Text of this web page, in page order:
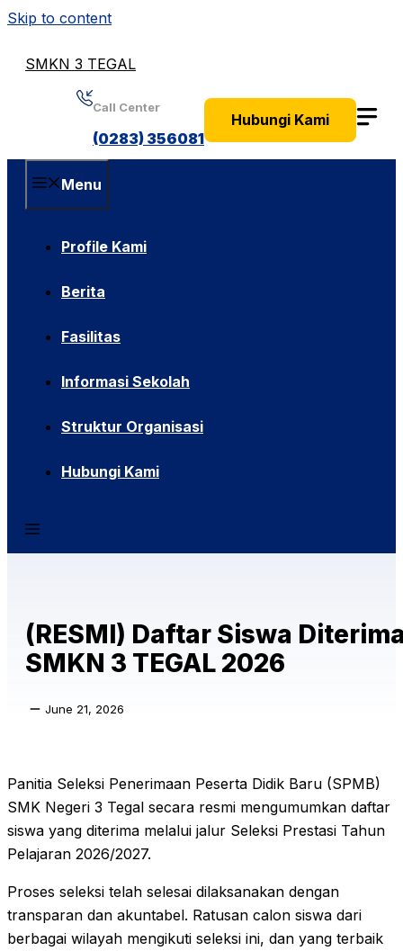
Skip to content
SMKN 3 TEGAL
Call Center
(0283) 356081
Hubungi Kami
Menu
Profile Kami
Berita
Fasilitas
Informasi Sekolah
Struktur Organisasi
Hubungi Kami
(RESMI) Daftar Siswa
SMKN 3 TEGAL 2026
June 21, 2026
Panitia Seleksi Penerimaan Peserta Didik Baru (SPMB)
SMK Negeri 3 Tegal secara resmi mengumumkan daftar
siswa yang diterima melalui jalur Seleksi Prestasi Tahun
Pelajaran 2026/2027.
Proses seleksi telah selesai dilaksanakan dengan
transparan dan akuntabel. Ratusan calon siswa dari
berbagai wilayah mengikuti seleksi ini, dan yang terbaik